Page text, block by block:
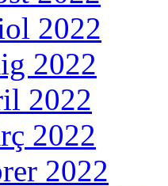
2022
2022
2022
2022
2022